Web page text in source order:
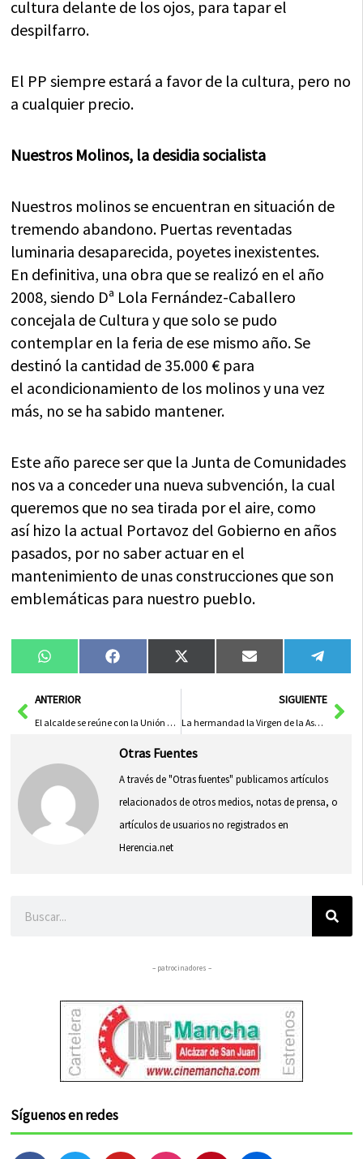
cultura delante de los ojos, para tapar el
despilfarro.
El PP siempre estará a favor de la cultura, pero no
a cualquier precio.
Nuestros Molinos, la desidia socialista
Nuestros molinos se encuentran en situación de
tremendo abandono. Puertas reventadas
luminaria desaparecida, poyetes inexistentes.
En definitiva, una obra que se realizó en el año
2008, siendo Dª Lola Fernández-Caballero
concejala de Cultura y que solo se pudo
contemplar en la feria de ese mismo año. Se
destinó la cantidad de 35.000 € para
el acondicionamiento de los molinos y una vez
más, no se ha sabido mantener.
Este año parece ser que la Junta de Comunidades
nos va a conceder una nueva subvención, la cual
queremos que no sea tirada por el aire, como
así hizo la actual Portavoz del Gobierno en años
pasados, por no saber actuar en el
mantenimiento de unas construcciones que son
emblemáticas para nuestro pueblo.
Compartir
en
WhatsAppCompartir
en
FacebookCompartir
en
X
(Twitter)
Compartir
en
Email
en
AntANTERIOR
El alcalde se reúne con la Unión Democrática de Pensionistas
SIGUIENTE
La hermandad la Virgen de la Asunción ya prepara sus fiestas
Otras Fuentes
A través de "Otras fuentes" publicamos artículos
relacionados de otros medios, notas de prensa, o
artículos de usuarios no registrados en
Herencia.net
– patrocinadores –
Síguenos en redes